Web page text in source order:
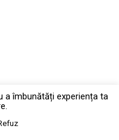
îmbunătăți experiența ta